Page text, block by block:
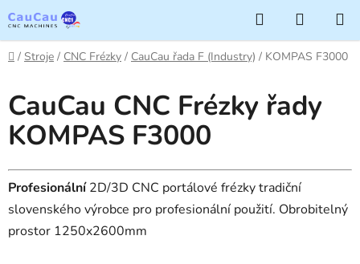
na
obsah
Hledat
KOŠÍK
Domů
/ Stroje / CNC Frézky / CauCau řada F (Industry) / KOMPAS F3000
CauCau CNC Frézky řady
KOMPAS F3000
Profesionální2D/3D CNC portálové frézky tradiční
slovenského výrobce pro profesionální použití. Obrobitelný
prostor 1250x2600mm